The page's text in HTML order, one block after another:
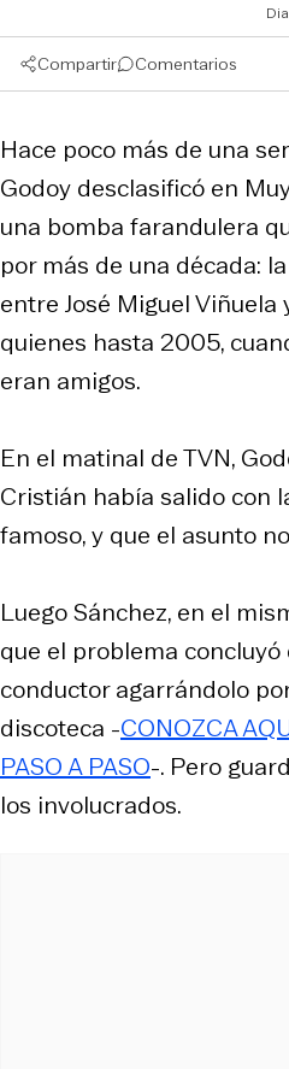
Compartir Comentarios
Hace poco más de una
Godoy desclasificó en
una bomba farandulera
por más de una década:
entre José Miguel Viñuela
quienes hasta 2005,
eran amigos.
En el matinal de TVN,
Cristián había salido con
famoso, y que el asunto
Luego Sánchez, en el
que el problema
conductor agarrándolo
discoteca -CONOZCA
PASO A PASO-. Pero
los involucrados.